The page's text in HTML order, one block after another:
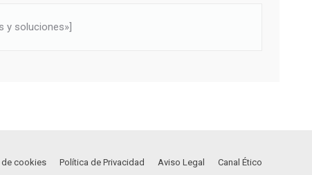
y soluciones»]
de cookies Política de Privacidad Aviso Legal Canal Ético